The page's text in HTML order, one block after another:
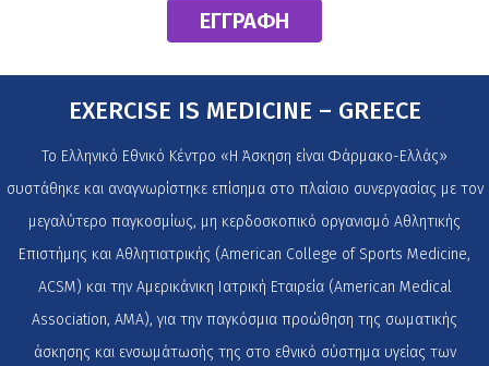
ΕΓΓΡΑΦΗ
EXERCISE IS MEDICINE – GREECE
Το Ελληνικό Εθνικό Κέντρο «Η Άσκηση είναι Φάρμακο-Ελλάς»
συστάθηκε και αναγνωρίστηκε επίσημα στο πλαίσιο συνεργασίας με τον
μεγαλύτερο παγκοσμίως, μη κερδοσκοπικό οργανισμό Αθλητικής
Επιστήμης και Αθλητιατρικής (American College of Sports Medicine,
ACSM) και την Αμερικάνικη Ιατρική Εταιρεία (American Medical
Association, AMA), για την παγκόσμια προώθηση της σωματικής
άσκησης και ενσωμάτωσής της στο εθνικό σύστημα υγείας των